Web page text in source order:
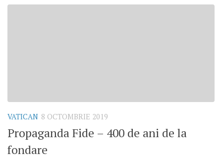
VATICAN 8 OCTOMBRIE 2019
Propaganda Fide – 400 de ani de la
fondare